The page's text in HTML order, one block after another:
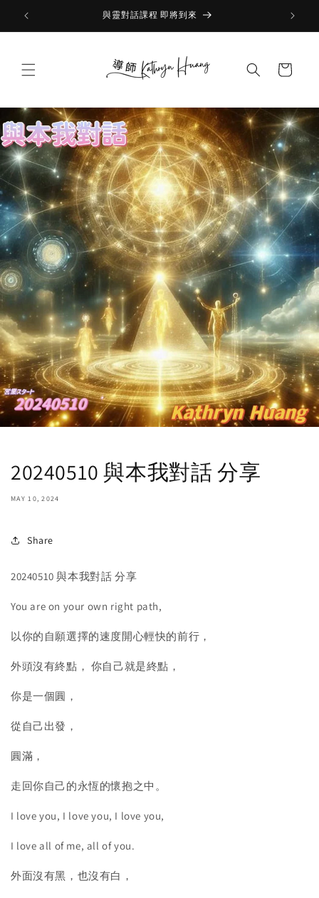
Skip to
content
與靈對話課程 即將到來
Cart
20240510 與本我對話 分享
MAY 10, 2024
Share
20240510 與本我對話 分享
You are on your own right path,
以你的自願選擇的速度開心輕快的前行，
外頭沒有終點， 你自己就是終點，
你是一個圓，
從自己出發，
圓滿，
走回你自己的永恆的懷抱之中。
I love you, I love you, I love you,
I love all of me, all of you.
外面沒有黑，也沒有白，